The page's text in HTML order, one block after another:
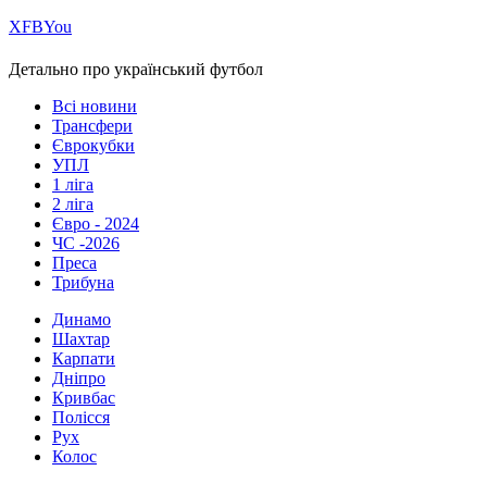
ХFBYou
Детально про український футбол
Всі новини
Трансфери
Єврокубки
УПЛ
1 ліга
2 ліга
Євро - 2024
ЧС -2026
Преса
Трибуна
Динамо
Шахтар
Карпати
Дніпро
Кривбас
Полісся
Рух
Колос